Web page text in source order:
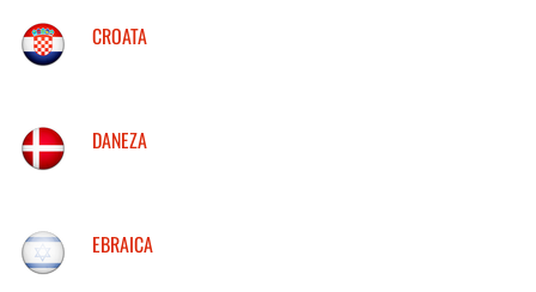
CROATA
DANEZA
EBRAICA